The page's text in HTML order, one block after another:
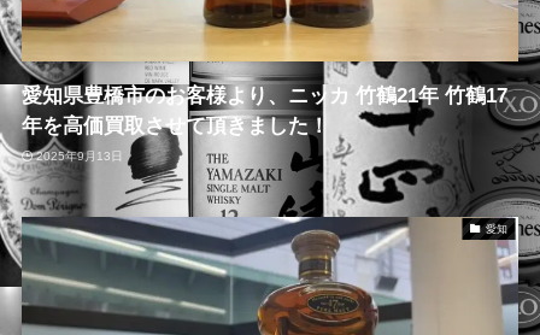
愛知県豊橋市のお客様より、ニッカ 竹鶴21年 竹鶴17
年を高価買取させて頂きました！
2025年9月13日
愛知